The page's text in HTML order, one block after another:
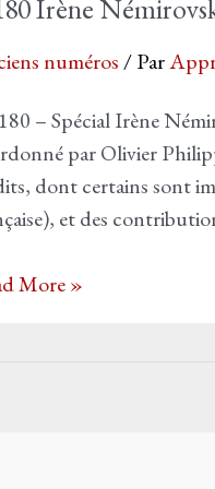
Irène
numéros / Par
– Spécial Irène
par Olivier
dont certains sont
et des
More »